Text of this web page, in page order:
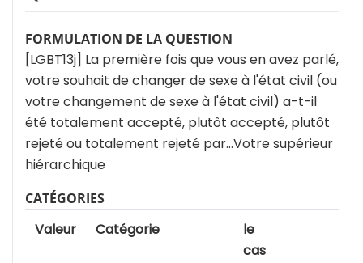
FORMULATION DE LA QUESTION
[LGBT13j] La première fois que vous en avez parlé,
votre souhait de changer de sexe à l'état civil (ou
votre changement de sexe à l'état civil) a-t-il
été totalement accepté, plutôt accepté, plutôt
rejeté ou totalement rejeté par…Votre supérieur
hiérarchique
CATÉGORIES
Valeur Catégorie
le
cas